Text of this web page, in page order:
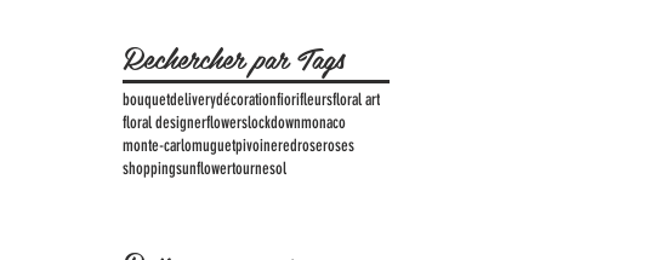
Rechercher par Tags
bouquetdeliverydécorationfiorifleursfloral art
floral designerflowerslockdownmonaco
monte-carlomuguetpivoineredroseroses
shoppingsunflowertournesol